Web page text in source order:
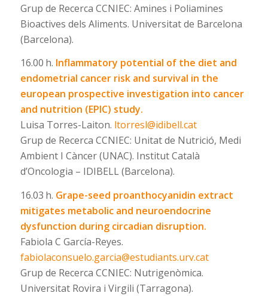
Grup de Recerca CCNIEC: Amines i Poliamines
Bioactives dels Aliments. Universitat de Barcelona
(Barcelona).
16.00 h. Inflammatory potential of the diet and
endometrial cancer risk and survival in the
european prospective investigation into cancer
and nutrition (EPIC) study.
Luisa Torres-Laiton. ltorresl@idibell.cat
Grup de Recerca CCNIEC: Unitat de Nutrició, Medi
Ambient I Càncer (UNAC). Institut Català
d’Oncologia – IDIBELL (Barcelona).
16.03 h. Grape-seed proanthocyanidin extract
mitigates metabolic and neuroendocrine
dysfunction during circadian disruption.
Fabiola C García-Reyes.
fabiolaconsuelo.garcia@estudiants.urv.cat
Grup de Recerca CCNIEC: Nutrigenòmica.
Universitat Rovira i Virgili (Tarragona).